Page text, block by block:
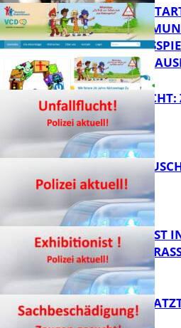
FB Kultur
ZUM
PFALZ:
SCHULWEGE
UNFALLFLUCHT:
EXHIBITIONIST
AUTO